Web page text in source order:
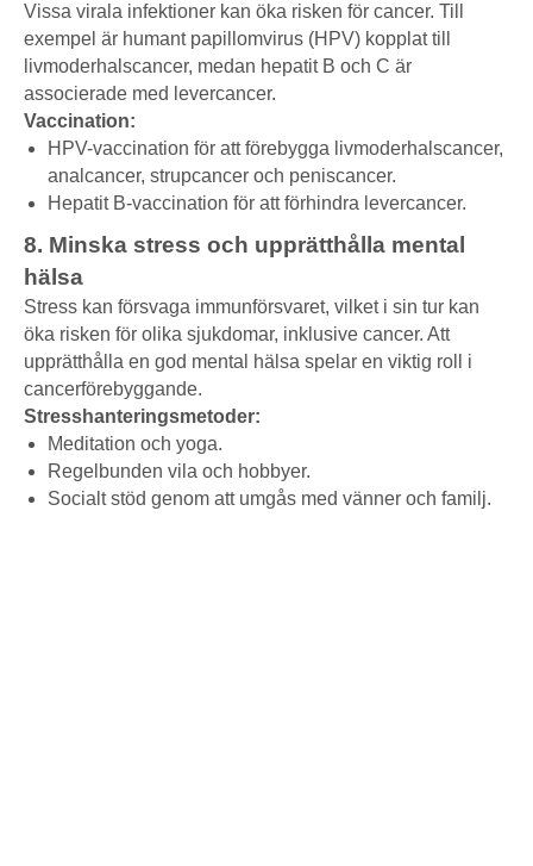
Vissa virala infektioner kan öka risken för cancer. Till
exempel är humant papillomvirus (HPV) kopplat till
livmoderhalscancer, medan hepatit B och C är
associerade med levercancer.
Vaccination:
HPV-vaccination för att förebygga livmoderhalscancer,
analcancer, strupcancer och peniscancer.
Hepatit B-vaccination för att förhindra levercancer.
8. Minska stress och upprätthålla mental
hälsa
Stress kan försvaga immunförsvaret, vilket i sin tur kan
öka risken för olika sjukdomar, inklusive cancer. Att
upprätthålla en god mental hälsa spelar en viktig roll i
cancerförebyggande.
Stresshanteringsmetoder:
Meditation och yoga.
Regelbunden vila och hobbyer.
Socialt stöd genom att umgås med vänner och familj.